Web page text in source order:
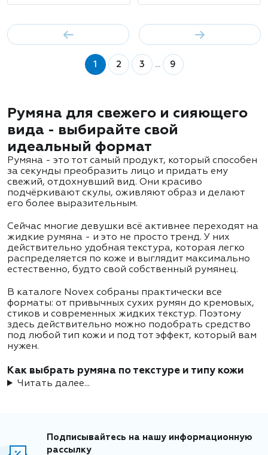
1 2 3 ... 9
Румяна для свежего и сияющего
вида - выбирайте свой
идеальный формат
Румяна - это тот самый продукт, который способен
за секунды преобразить лицо и придать ему
свежий, отдохнувший вид. Они красиво
подчёркивают скулы, оживляют образ и делают
его более выразительным.
Сейчас многие девушки всё активнее переходят на
жидкие румяна - и это не просто тренд. У них
действительно удобная текстура, которая легко
распределяется по коже и выглядит максимально
естественно, будто свой собственный румянец.
В каталоге Novex собраны практически все
форматы: от привычных сухих румян до кремовых,
стиков и современных жидких текстур. Поэтому
здесь действительно можно подобрать средство
под любой тип кожи и под тот эффект, который вам
нужен.
Как выбрать румяна по текстуре и типу кожи
Читать далее...
Подписывайтесь на нашу информационную
рассылку